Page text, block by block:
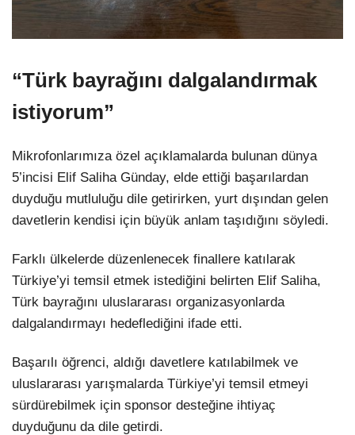
“Türk bayrağını dalgalandırmak
istiyorum”
Mikrofonlarımıza özel açıklamalarda bulunan dünya
5’incisi Elif Saliha Günday, elde ettiği başarılardan
duyduğu mutluluğu dile getirirken, yurt dışından gelen
davetlerin kendisi için büyük anlam taşıdığını söyledi.
Farklı ülkelerde düzenlenecek finallere katılarak
Türkiye’yi temsil etmek istediğini belirten Elif Saliha,
Türk bayrağını uluslararası organizasyonlarda
dalgalandırmayı hedeflediğini ifade etti.
Başarılı öğrenci, aldığı davetlere katılabilmek ve
uluslararası yarışmalarda Türkiye’yi temsil etmeyi
sürdürebilmek için sponsor desteğine ihtiyaç
duyduğunu da dile getirdi.